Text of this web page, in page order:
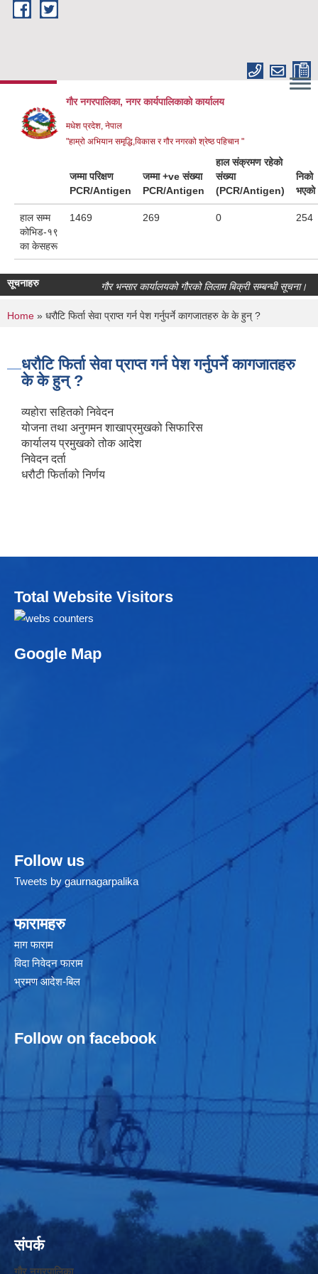
Skip to main content
गौर नगरपालिका, नगर कार्यपालिकाकाे कार्यालय
मधेश प्रदेश, नेपाल
"हाम्रो अभियान समृद्धि,विकास र गौर नगरको श्रेष्ठ पहिचान "
जम्मा परिक्षण
PCR/Antigen
जम्मा +ve संख्या
PCR/Antigen
हाल संक्रमण रहेको
संख्या
(PCR/Antigen)
निको
भएको
हाल सम्म
कोभिड-१९
का केसहरू
1469 269 0 254
सूचनाहरु गौर भन्सार कार्यालयको गौरको लिलाम बिक्री सम्बन्धी सूचना।
You are here
Home » धरौटि फिर्ता सेवा प्राप्त गर्न पेश गर्नुपर्ने कागजातहरु के के हुन् ?
धरौटि फिर्ता सेवा प्राप्त गर्न पेश गर्नुपर्ने कागजातहरु
के के हुन् ?
व्यहोरा सहितको निवेदन
योजना तथा अनुगमन शाखाप्रमुखको सिफारिस
कार्यालय प्रमुखको तोक आदेश
निवेदन दर्ता
धरौटी फिर्ताको निर्णय
Total Website Visitors
Google Map
Follow us
Tweets by gaurnagarpalika
फारामहरु
माग फाराम
विदा निवेदन फाराम
भ्रमण आदेश-बिल
Follow on facebook
संपर्क
गौर नगरपालिका